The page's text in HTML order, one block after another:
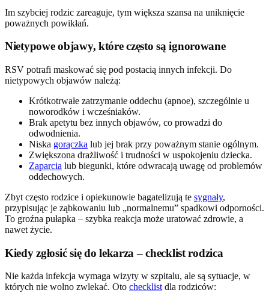
Im szybciej rodzic zareaguje, tym większa szansa na uniknięcie
poważnych powikłań.
Nietypowe objawy, które często są ignorowane
RSV potrafi maskować się pod postacią innych infekcji. Do
nietypowych objawów należą:
Krótkotrwałe zatrzymanie oddechu (apnoe), szczególnie u
noworodków i wcześniaków.
Brak apetytu bez innych objawów, co prowadzi do
odwodnienia.
Niska gorączka lub jej brak przy poważnym stanie ogólnym.
Zwiększona drażliwość i trudności w uspokojeniu dziecka.
Zaparcia lub biegunki, które odwracają uwagę od problemów
oddechowych.
Zbyt często rodzice i opiekunowie bagatelizują te sygnały,
przypisując je ząbkowaniu lub „normalnemu” spadkowi odporności.
To groźna pułapka – szybka reakcja może uratować zdrowie, a
nawet życie.
Kiedy zgłosić się do lekarza – checklist rodzica
Nie każda infekcja wymaga wizyty w szpitalu, ale są sytuacje, w
których nie wolno zwlekać. Oto checklistdla rodziców: